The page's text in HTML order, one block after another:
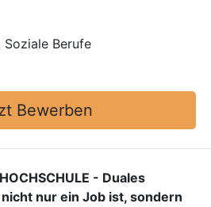
Soziale Berufe
Bewerben
- Duales
nur ein Job ist, sondern